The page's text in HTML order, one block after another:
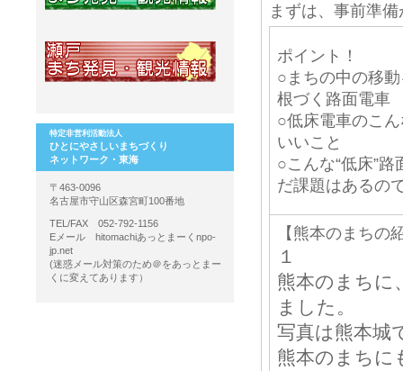
まずは、事前準
ポイント！
○まちの中の移
根づく路面電車
○低床電車のこ
いいこと
○こんな“低床”
だ課題はあるの
【熊本のまちの
１
熊本のまちに
ました。
写真は熊本城
熊本のまちに
特定非営利活動法人
ひとにやさしいまちづくり
ネットワーク・東海
〒463-0096
名古屋市守山区森宮町100番地
TEL/FAX 052-792-1156
Eメール hitomachiあっとまーくnpo-
jp.net
(迷惑メール対策のため＠をあっとまー
くに変えてあります）